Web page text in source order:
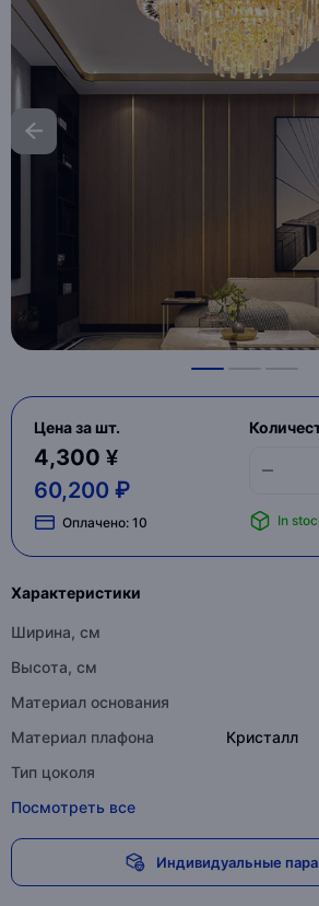
Цена за шт.
4,300 ¥
60,200 ₽
Оплачено: 10 In
Характеристики
Ширина, см
Высота, см
Материал основания
Материал плафона
Кристалл
Тип цоколя
Посмотреть все
Индивидуальные